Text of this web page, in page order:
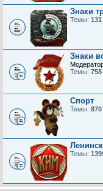
Знаки
Темы: 131
Знаки
Темы: 758
Спорт
Темы: 870
Темы: